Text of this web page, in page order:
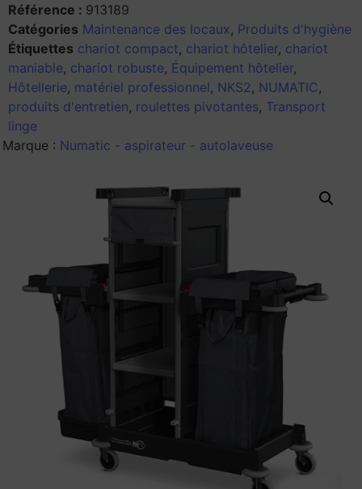
Référence : 913189
Catégories Maintenance des locaux, Produits d'hygiène
Étiquettes chariot compact, chariot hôtelier, chariot
maniable, chariot robuste, Équipement hôtelier,
Hôtellerie, matériel professionnel, NKS2 , NUMATIC,
produits d'entretien, roulettes pivotantes, Transport
linge
Marque : Numatic - aspirateur - autolaveuse